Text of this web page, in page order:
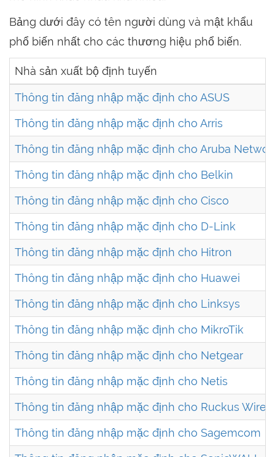
Bảng dưới đây có tên người dùng và mật khẩu
phổ biến nhất cho các thương hiệu phổ biến.
Nhà sản xuất bộ định tuyến
Thông tin đăng nhập mặc định cho ASUS
Thông tin đăng nhập mặc định cho Arris
Thông tin đăng nhập mặc định cho Aruba
Thông tin đăng nhập mặc định cho Belkin
Thông tin đăng nhập mặc định cho Cisco
Thông tin đăng nhập mặc định cho D-Link
Thông tin đăng nhập mặc định cho Hitron
Thông tin đăng nhập mặc định cho Huawei
Thông tin đăng nhập mặc định cho Linksys
Thông tin đăng nhập mặc định cho MikroTik
Thông tin đăng nhập mặc định cho Netgear
Thông tin đăng nhập mặc định cho Netis
Thông tin đăng nhập mặc định cho Ruckus
Thông tin đăng nhập mặc định cho Sagemcom